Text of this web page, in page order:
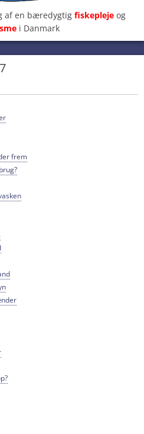
af en bæredygtig fiskepleje og
i Danmark
frem